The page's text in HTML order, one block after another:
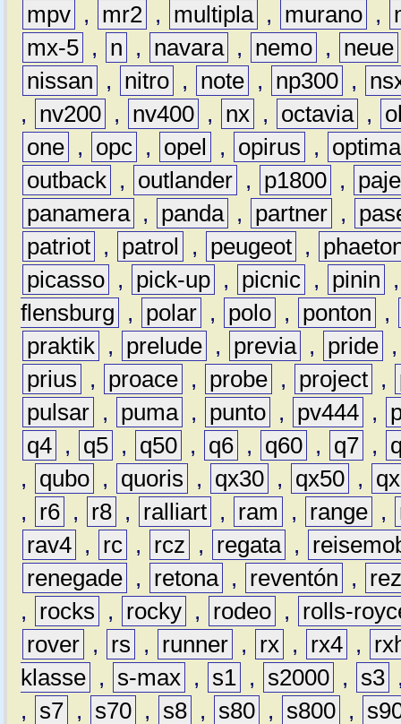
mpv , mr2 , multipla , murano ,
mx-5 , n , navara , nemo , neue
nissan
, nitro , note , np300 ,
,
nv200 , nv400 , nx , octavia ,
one , opc , opel , opirus ,
optima
outback , outlander , p1800 ,
panamera , panda , partner ,
patriot , patrol , peugeot ,
picasso , pick-up , picnic , pinin
flensburg
, polar , polo , ponton
,
praktik , prelude , previa , pride
prius
, proace , probe , project ,
pulsar , puma , punto , pv444 ,
q4 , q5 , q50 , q6 , q60 , q7 ,
,
qubo , quoris , qx30 , qx50 ,
,
r6 , r8 , ralliart , ram , range ,
rav4 , rc , rcz , regata ,
renegade , retona , reventón ,
,
rocks , rocky , rodeo ,
rolls-
rover , rs , runner , rx , rx4 ,
klasse , s-max , s1 , s2000 , s3
,
s7 , s70 , s8 , s80 , s800 ,